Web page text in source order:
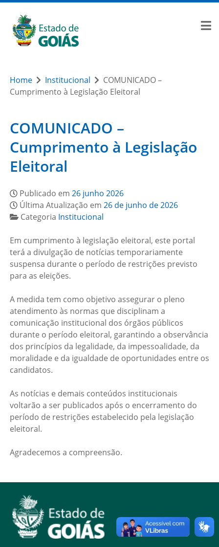
Home Institucional
COMUNICADO –
Cumprimento à Legislação Eleitoral
COMUNICADO –
Cumprimento à Legislação
Eleitoral
Publicado em 26 junho 2026
Última Atualização em 26 de junho de 2026
Categoria Institucional
Em cumprimento à legislação eleitoral, este portal
terá a divulgação de notícias temporariamente
suspensa durante o período de restrições previsto
para as eleições.
A medida tem como objetivo assegurar o pleno
atendimento às normas que disciplinam a
comunicação institucional dos órgãos públicos
durante o período eleitoral, garantindo a observância
dos princípios da legalidade, da impessoalidade, da
moralidade e da igualdade de oportunidades entre os
candidatos.
As notícias e demais conteúdos institucionais
voltarão a ser publicados após o encerramento do
período de restrições estabelecido pela legislação
eleitoral.
Agradecemos a compreensão.